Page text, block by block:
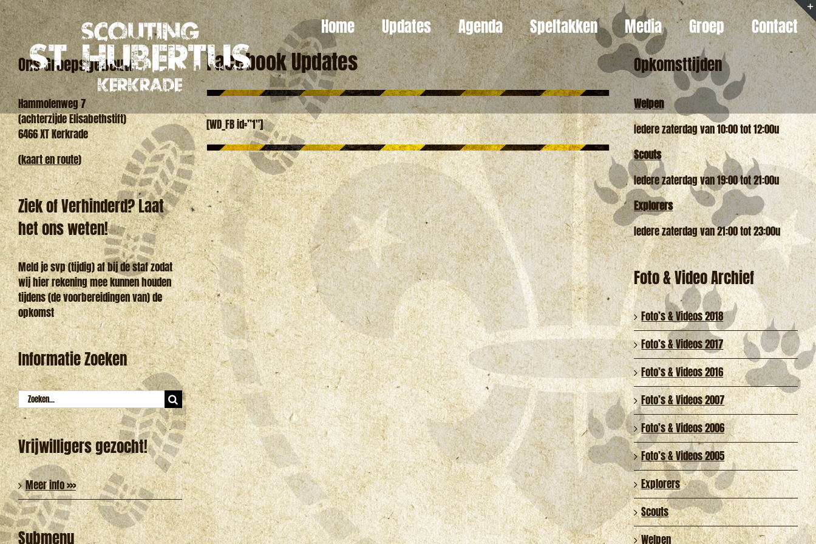
Ga
naar
inhoud
Home Updates Agenda Speltakken Media Groep Contact
Facebook Updates
[WD_FB id=”1″]
Ons Groepsgebouw
Hammolenweg 7
(achterzijde Elisabethstift)
6466 XT Kerkrade
(kaart en route)
Ziek of Verhinderd? Laat
het ons weten!
Meld je svp (tijdig) af bij de staf zodat
wij hier rekening mee kunnen houden
tijdens (de voorbereidingen van) de
opkomst
Informatie Zoeken
Zoeken
naar:
Vrijwilligers gezocht!
Meer info >>>
Submenu
Opkomsttijden
Welpen
Iedere zaterdag van 10:00 tot 12:00u
Scouts
Iedere zaterdag van 19:00 tot 21:00u
Explorers
Iedere zaterdag van 21:00 tot 23:00u
Foto & Video Archief
Foto’s & Videos 2018
Foto’s & Videos 2017
Foto’s & Videos 2016
Foto’s & Videos 2007
Foto’s & Videos 2006
Foto’s & Videos 2005
Explorers
Scouts
Welpen